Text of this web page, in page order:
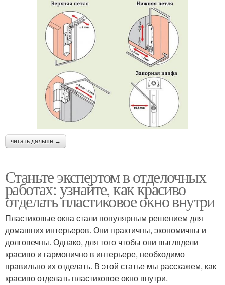
читать дальше →
Станьте экспертом в отделочных
работах: узнайте, как красиво
отделать пластиковое окно внутри
Пластиковые окна стали популярным решением для
домашних интерьеров. Они практичны, экономичны и
долговечны. Однако, для того чтобы они выглядели
красиво и гармонично в интерьере, необходимо
правильно их отделать. В этой статье мы расскажем, как
красиво отделать пластиковое окно внутри.